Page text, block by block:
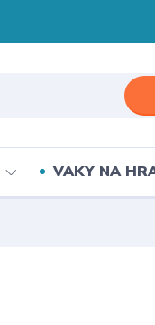
VAKY NA